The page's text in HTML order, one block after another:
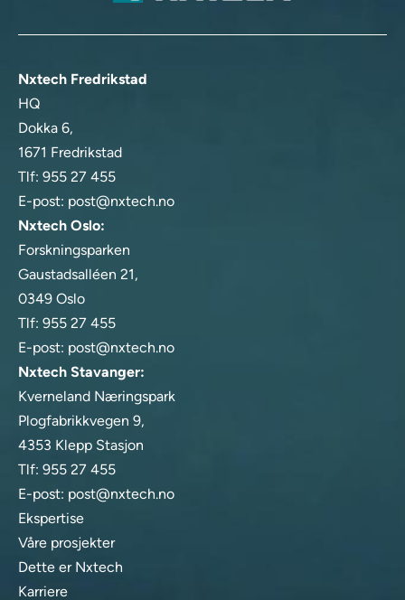
Nxtech Fredrikstad
HQ
Dokka 6,
1671 Fredrikstad
Tlf: 955 27 455
E-post: post@nxtech.no
Nxtech Oslo:
Forskningsparken
Gaustadsalléen 21,
0349 Oslo
Tlf: 955 27 455
E-post: post@nxtech.no
Nxtech Stavanger:
Kverneland Næringspark
Plogfabrikkvegen 9,
4353 Klepp Stasjon
Tlf: 955 27 455
E-post: post@nxtech.no
Ekspertise
Våre prosjekter
Dette er Nxtech
Karriere